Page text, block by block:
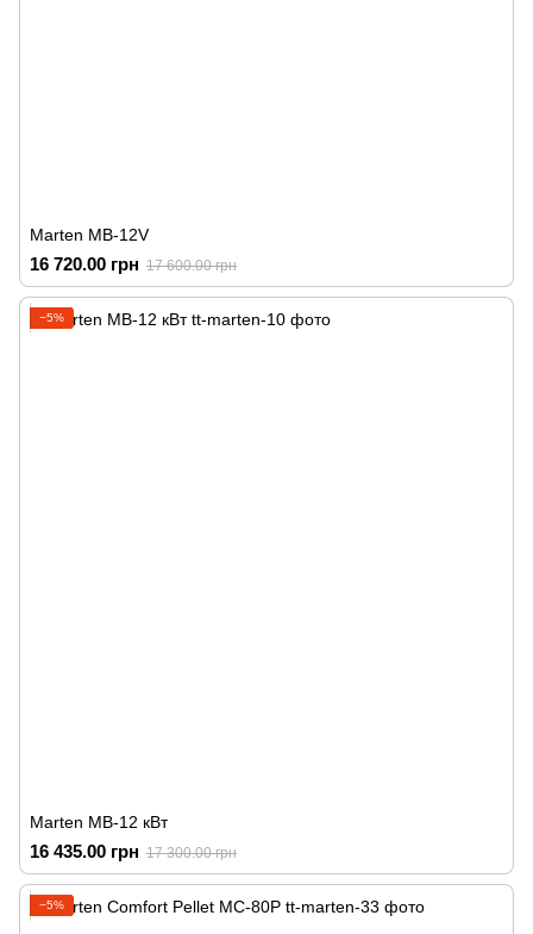
Marten MB-12V
16 720.00 грн 17 600.00 грн
−5%
Marten MB-12 кВт
16 435.00 грн 17 300.00 грн
−5%